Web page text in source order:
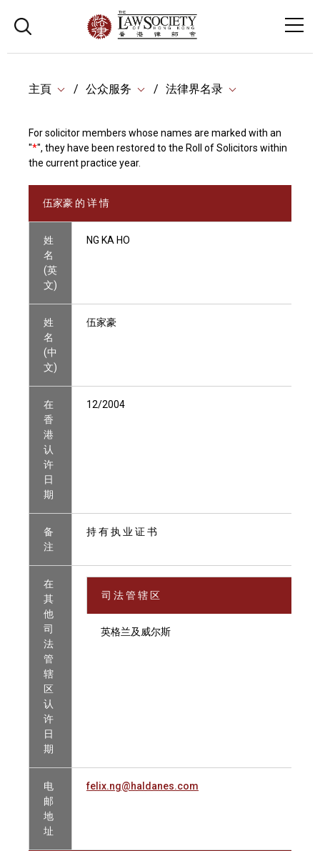
主頁 公众服务 法律界名录
For solicitor members whose names are marked with an
"*", they have been restored to the Roll of Solicitors within
the current practice year.
伍家豪 的 详 情
姓
名
(英
文)
NG KA HO
姓
名
(中
文)
伍家豪
在
香
港
认
许
日
期
12/2004
备
注
持 有 执 业 证 书
在
其
他
司
法
管
辖
区
认
许
日
期
司 法 管 辖 区
英格兰及威尔斯
电
邮
地
址
felix.ng@haldanes.com